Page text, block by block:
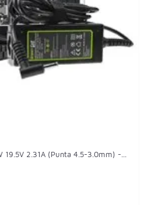
19.5V 2.31A (Punta 4.5-3.0mm) -...